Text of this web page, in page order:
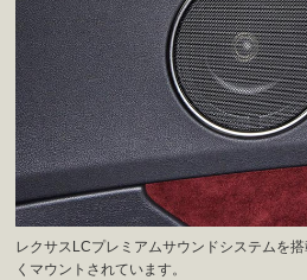
レクサスLCプレミアムサウンドシステムを
くマウントされています。